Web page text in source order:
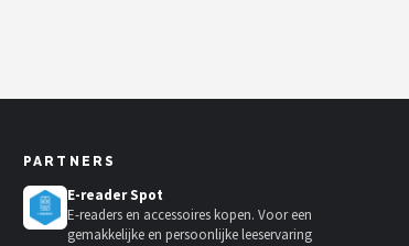
PARTNERS
E-reader Spot
E-readers en accessoires kopen. Voor een
gemakkelijke en persoonlijke leeservaring